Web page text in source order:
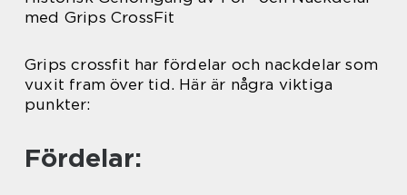
med Grips CrossFit
Grips crossfit har fördelar och nackdelar som
vuxit fram över tid. Här är några viktiga
punkter:
Fördelar: